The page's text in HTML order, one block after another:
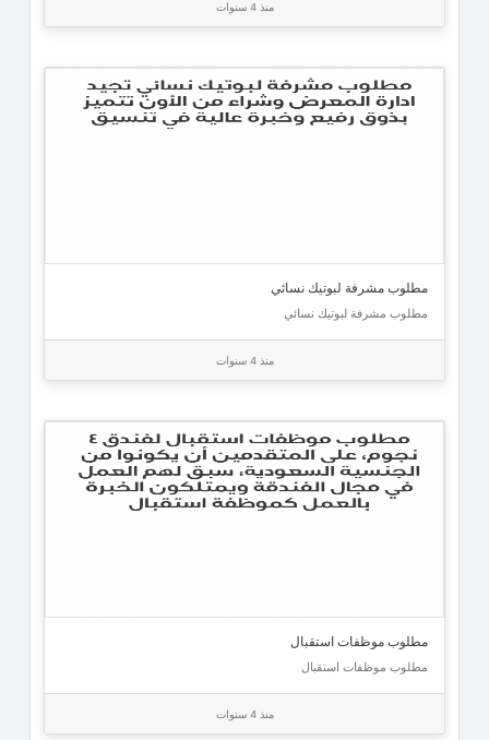
منذ 4 سنوات
مطلوب مشرفة لبوتيك نسائي
مطلوب مشرفة لبوتيك نسائي
منذ 4 سنوات
مطلوب موظفات استقبال
مطلوب موظفات استقبال
منذ 4 سنوات